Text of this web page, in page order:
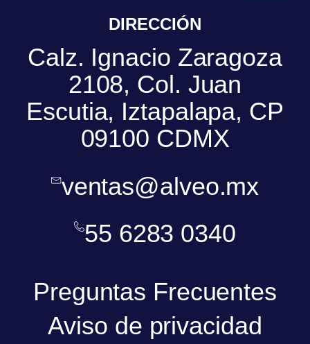
DIRECCIÓN
Calz. Ignacio Zaragoza
2108, Col. Juan
Escutia, Iztapalapa, CP
09100 CDMX
ventas@alveo.mx
55 6283 0340
Preguntas Frecuentes
Aviso de privacidad